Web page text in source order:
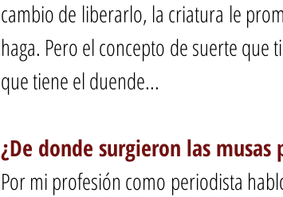
cambio de liberarlo, la criatura le
haga. Pero el concepto de suerte
que tiene el duende...
¿De donde surgieron las musas
Por mi profesión como periodista